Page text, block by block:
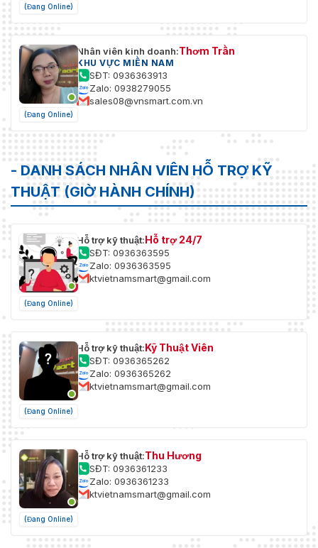
(Đang Online)
(Đang Online)
Nhân viên kinh doanh:Thơm Trần
KHU VỰC MIỀN NAM
SĐT: 0936363913
Zalo: 0938279055
sales08@vnsmart.com.vn
- DANH SÁCH NHÂN VIÊN HỖ TRỢ KỸ
THUẬT (GIỜ HÀNH CHÍNH)
(Đang Online)
Hỗ trợ kỹ thuật:Hỗ trợ 24/7
SĐT: 0936363595
Zalo: 0936363595
ktvietnamsmart@gmail.com
(Đang Online)
Hỗ trợ kỹ thuật:Kỹ Thuật Viên
SĐT: 0936365262
Zalo: 0936365262
ktvietnamsmart@gmail.com
(Đang Online)
Hỗ trợ kỹ thuật:Thu Hương
SĐT: 0936361233
Zalo: 0936361233
ktvietnamsmart@gmail.com